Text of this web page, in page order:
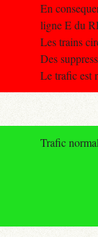
En
ligne E du
Les trains
Des
Le trafic est
Trafic